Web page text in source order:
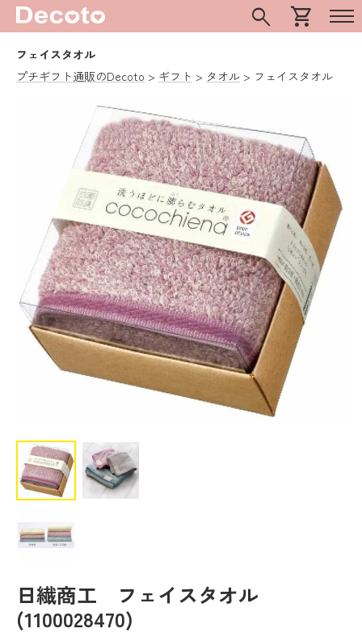
search shopping_cart
フェイスタオル
プチギフト通販のDecoto
ギフト タオル フェイスタオル
日繊商工 フェイスタオル
(1100028470)